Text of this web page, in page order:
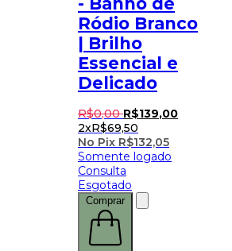
Ródio Branco
| Brilho
Essencial e
Delicado
R$0,00 R$139,00
2xR$69,50
No Pix R$132,05
Somente logado
Consulta
Esgotado
Comprar